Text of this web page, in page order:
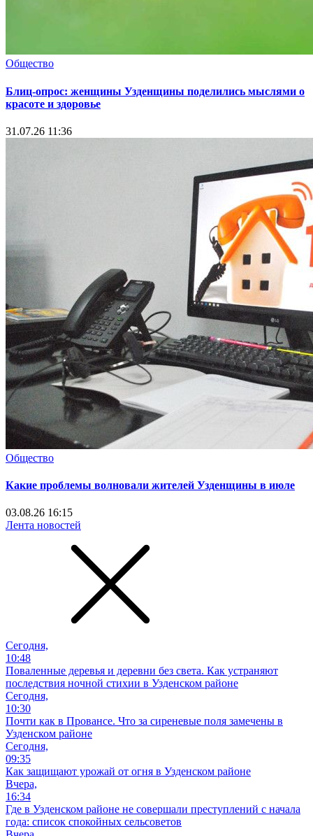
Общество
Блиц-опрос: женщины Узденщины поделились мыслями о
красоте и здоровье
31.07.26 11:36
Общество
Какие проблемы волновали жителей Узденщины в июле
03.08.26 16:15
Лента новостей
Сегодня,
10:48
Поваленные деревья и деревни без света. Как устраняют
последствия ночной стихии в Узденском районе
Сегодня,
10:30
Почти как в Провансе. Что за сиреневые поля замечены в
Узденском районе
Сегодня,
09:35
Как защищают урожай от огня в Узденском районе
Вчера,
16:34
Где в Узденском районе не совершали преступлений с начала
года: список спокойных сельсоветов